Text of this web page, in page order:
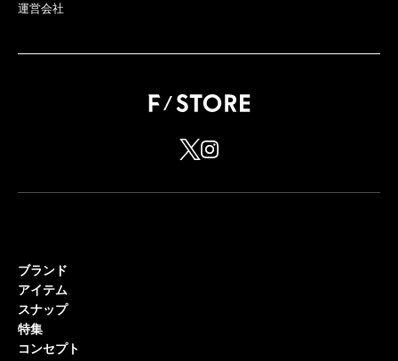
運営会社
ブランド
アイテム
スナップ
特集
コンセプト